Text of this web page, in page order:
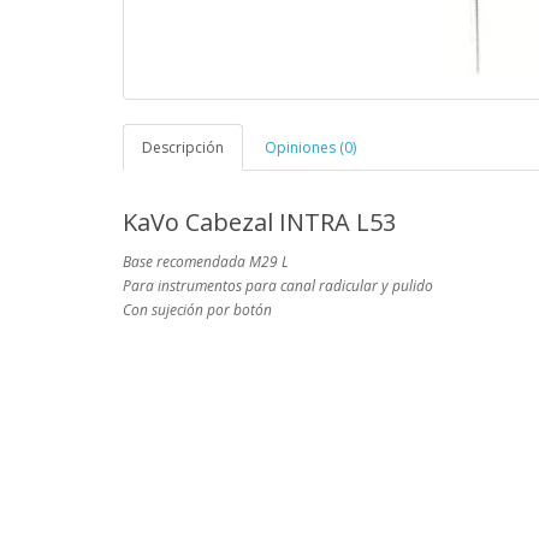
Descripción Opiniones (0)
KaVo Cabezal INTRA L53
Base recomendada M29 L
Para instrumentos para canal radicular y pulido
Con sujeción por botón